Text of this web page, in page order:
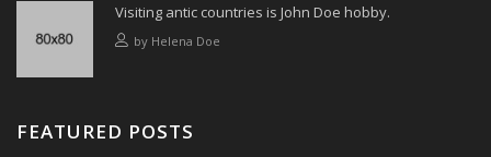
Visiting antic countries is John Doe hobby.
by Helena Doe
FEATURED POSTS